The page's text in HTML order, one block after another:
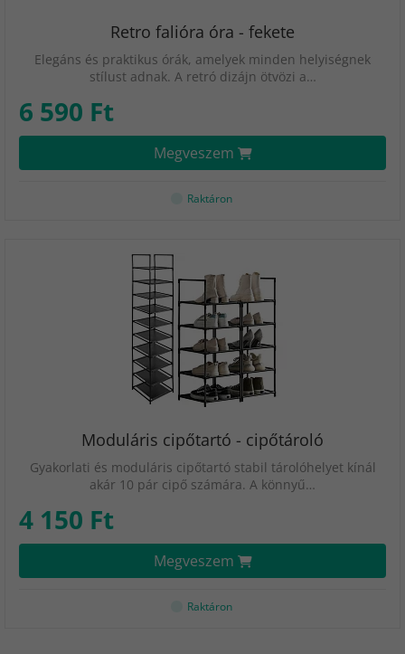
Retro falióra óra - fekete
Elegáns és praktikus órák, amelyek minden helyiségnek
stílust adnak. A retró dizájn ötvözi a…
6 590 Ft
Megveszem
Raktáron
Moduláris cipőtartó - cipőtároló
Gyakorlati és moduláris cipőtartó stabil tárolóhelyet kínál
akár 10 pár cipő számára. A könnyű…
4 150 Ft
Megveszem
Raktáron